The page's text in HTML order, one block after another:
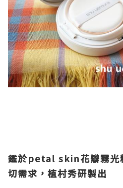
鑑於petal skin花瓣霧光
切需求，植村秀研製出